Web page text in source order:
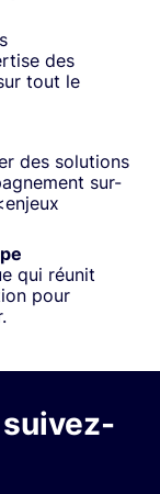
des
tout le
des solutions
sur-
qui réunit
pour